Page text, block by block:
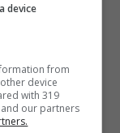
ovest di
hanno
anni
device
from
device
with 319
our partners